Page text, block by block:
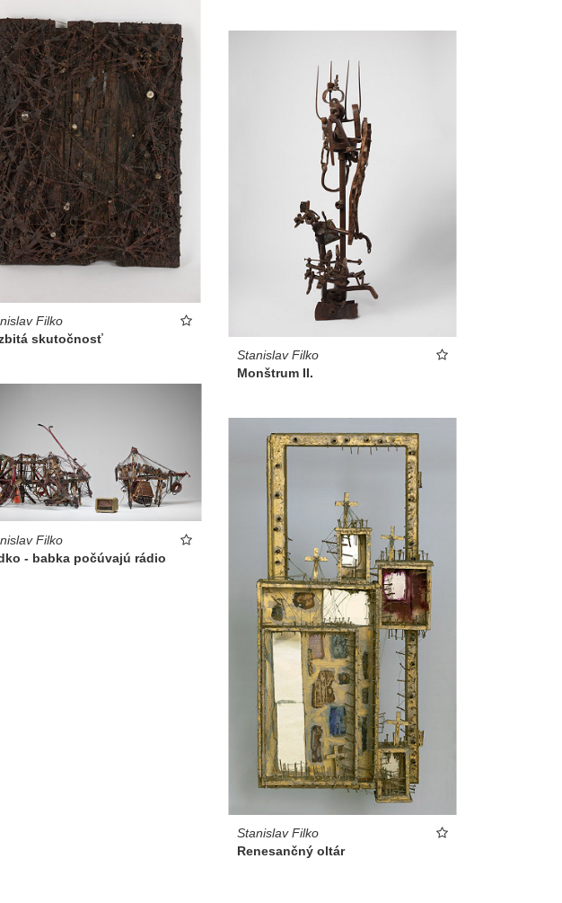
Filko
skutočnosť
Stanislav Filko
Monštrum II.
Filko
- babka počúvajú rádio
Stanislav Filko
Renesančný oltár